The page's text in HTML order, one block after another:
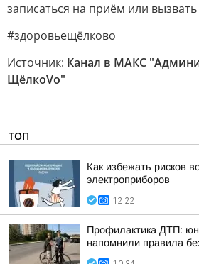
записаться на приём или
#здоровьещёлково
Источник: Канал в МАКС
ЩёлкоVо"
ТОП
Как избежать рисков
электроприборов
12:22
Профилактика ДТП:
напомнили правила